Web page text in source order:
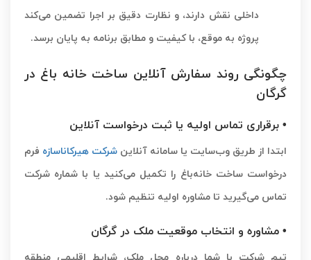
داخلی نقش دارند، و نظارت دقیق بر اجرا تضمین می‌کند
پروژه به موقع، با کیفیت و مطابق برنامه به پایان برسد.
چگونگی روند سفارش آنلاین ساخت خانه باغ در
گرگان
• برقراری تماس اولیه یا ثبت درخواست آنلاین
ابتدا از طریق وب‌سایت یا سامانه آنلاین شرکت هیرکاناسازه فرم
درخواست ساخت خانه‌باغ را تکمیل می‌کنید یا با شماره شرکت
تماس می‌گیرید تا مشاوره اولیه تنظیم شود.
• مشاوره و انتخاب موقعیت ملک در گرگان